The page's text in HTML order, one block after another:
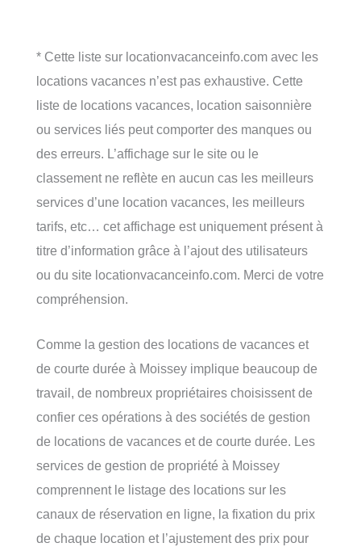
* Cette liste sur locationvacanceinfo.com avec les
locations vacances n’est pas exhaustive. Cette
liste de locations vacances, location saisonnière
ou services liés peut comporter des manques ou
des erreurs. L’affichage sur le site ou le
classement ne reflète en aucun cas les meilleurs
services d’une location vacances, les meilleurs
tarifs, etc… cet affichage est uniquement présent à
titre d’information grâce à l’ajout des utilisateurs
ou du site locationvacanceinfo.com. Merci de votre
compréhension.
Comme la gestion des locations de vacances et
de courte durée à Moissey implique beaucoup de
travail, de nombreux propriétaires choisissent de
confier ces opérations à des sociétés de gestion
de locations de vacances et de courte durée. Les
services de gestion de propriété à Moissey
comprennent le listage des locations sur les
canaux de réservation en ligne, la fixation du prix
de chaque location et l’ajustement des prix pour